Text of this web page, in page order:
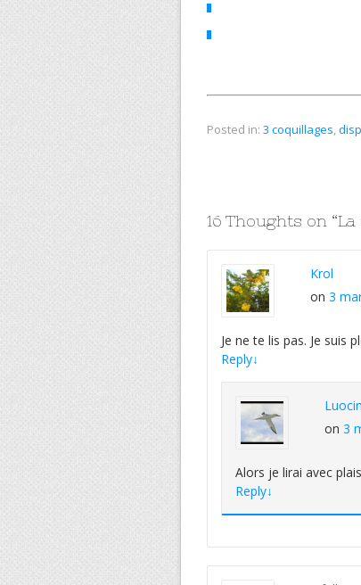
Posted in: 3 coquillages,
16 Thoughts on “La
Krol
on 3
Je ne te lis pas. Je suis
Reply↓
on 3
Alors je lirai avec
Reply↓